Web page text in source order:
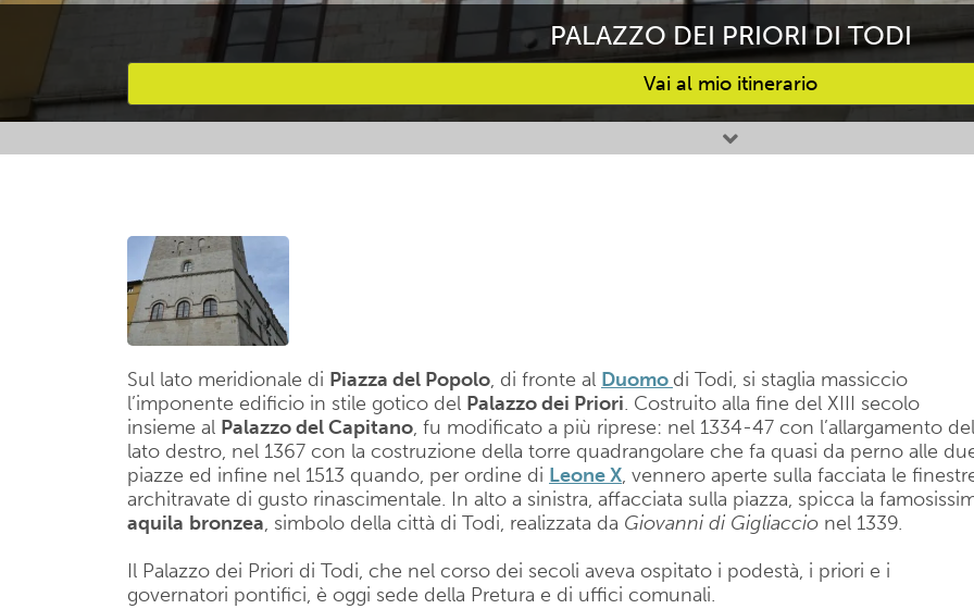
PALAZZO DEI PRIORI DI TODI
Vai al mio itinerario
Attività preferite
Sul lato meridionale di Piazza del Popolo, di fronte al Duomo di Todi, si staglia massiccio
l’imponente edificio in stile gotico del Palazzo dei Priori. Costruito alla fine del XIII secolo
insieme al Palazzo del Capitano, fu modificato a più riprese: nel 1334-47 con l’allargamento del
lato destro, nel 1367 con la costruzione della torre quadrangolare che fa quasi da perno alle
piazze ed infine nel 1513 quando, per ordine di Leone X, vennero aperte sulla facciata le
architravate di gusto rinascimentale. In alto a sinistra, affacciata sulla piazza, spicca la
aquila bronzea, simbolo della città di Todi, realizzata da Giovanni di Gigliaccio nel 1339.
Il Palazzo dei Priori di Todi, che nel corso dei secoli aveva ospitato i podestà, i priori e i
governatori pontifici, è oggi sede della Pretura e di uffici comunali.